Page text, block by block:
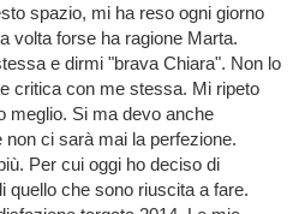
spazio, mi ha reso ogni giorno
volta forse ha ragione Marta.
e dirmi "brava Chiara". Non lo
critica con me stessa. Mi ripeto
meglio. Si ma devo anche
ci sarà mai la perfezione.
Per cui oggi ho deciso di
quello che sono riuscita a fare.